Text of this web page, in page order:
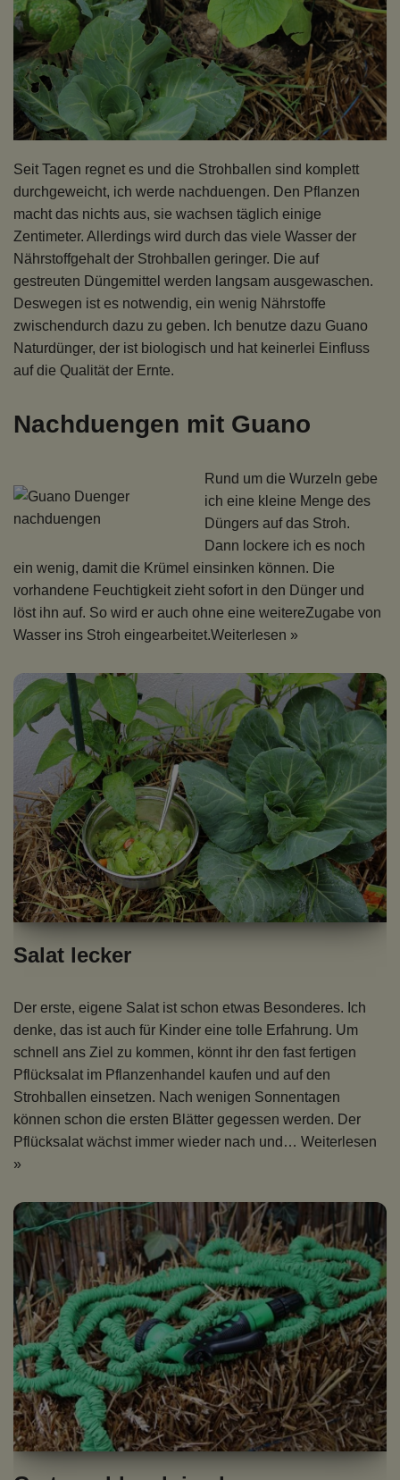
Seit Tagen regnet es und die Strohballen sind komplett
durchgeweicht, ich werde nachduengen. Den Pflanzen
macht das nichts aus, sie wachsen täglich einige
Zentimeter. Allerdings wird durch das viele Wasser der
Nährstoffgehalt der Strohballen geringer. Die auf
gestreuten Düngemittel werden langsam ausgewaschen.
Deswegen ist es notwendig, ein wenig Nährstoffe
zwischendurch dazu zu geben. Ich benutze dazu Guano
Naturdünger, der ist biologisch und hat keinerlei Einfluss
auf die Qualität der Ernte.
Nachduengen mit Guano
Rund um die Wurzeln gebe
ich eine kleine Menge des
Düngers auf das Stroh.
Dann lockere ich es noch
ein wenig, damit die Krümel einsinken können. Die
vorhandene Feuchtigkeit zieht sofort in den Dünger und
löst ihn auf. So wird er auch ohne eine weitereZugabe von
Wasser ins Stroh eingearbeitet.Weiterlesen »
Salat lecker
Der erste, eigene Salat ist schon etwas Besonderes. Ich
denke, das ist auch für Kinder eine tolle Erfahrung. Um
schnell ans Ziel zu kommen, könnt ihr den fast fertigen
Pflücksalat im Pflanzenhandel kaufen und auf den
Strohballen einsetzen. Nach wenigen Sonnentagen
können schon die ersten Blätter gegessen werden. Der
Pflücksalat wächst immer wieder nach und… Weiterlesen
»